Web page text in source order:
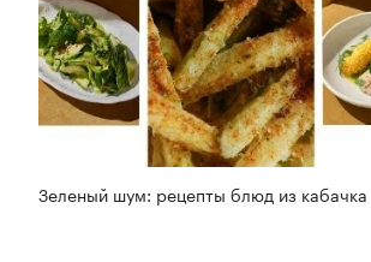
Зеленый шум: рецепты блюд из кабачка